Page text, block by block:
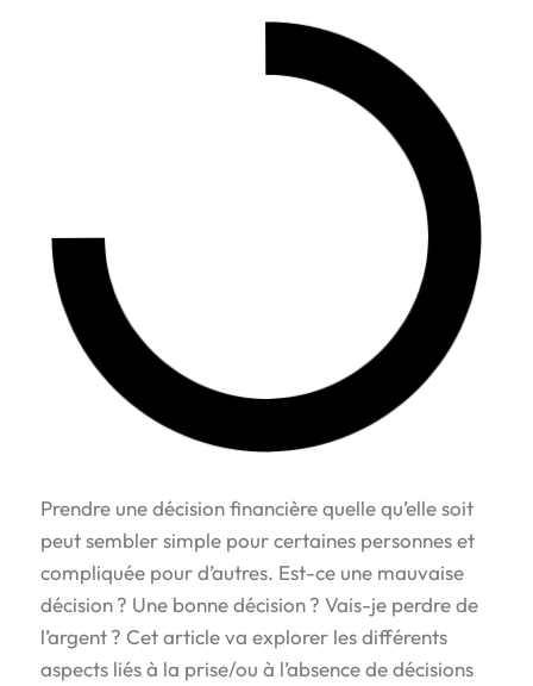
Prendre une décision financière quelle qu’elle soit
peut sembler simple pour certaines personnes et
compliquée pour d’autres. Est-ce une mauvaise
décision ? Une bonne décision ? Vais-je perdre de
l’argent ? Cet article va explorer les différents
aspects liés à la prise/ou à l’absence de décisions